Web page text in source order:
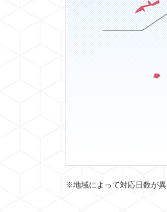
※地域によって対応日数が